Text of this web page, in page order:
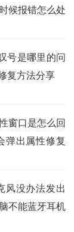
候报错怎么处
号是哪里的问
复方法分享
窗口是怎么回
弹出属性修复
风没办法发出
不能蓝牙耳机